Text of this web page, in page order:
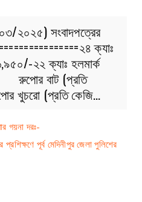
২০২৫) সংবাদপত্রের
ক্যাঃ
২২ ক্যাঃ হলমার্ক
বাট (প্রতি
খুচরো (প্রতি কেজি…
গয়না দরঃ-
পূর্ব মেদিনীপুর জেলা পুলিশের